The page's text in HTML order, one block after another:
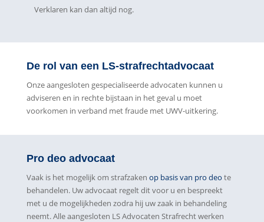
Verklaren kan dan altijd nog.
De rol van een LS-strafrechtadvocaat
Onze aangesloten gespecialiseerde advocaten kunnen u
adviseren en in rechte bijstaan in het geval u moet
voorkomen in verband met fraude met UWV-uitkering.
Pro deo advocaat
Vaak is het mogelijk om strafzaken op basis van pro deo te
behandelen. Uw advocaat regelt dit voor u en bespreekt
met u de mogelijkheden zodra hij uw zaak in behandeling
neemt. Alle aangesloten LS Advocaten Strafrecht werken